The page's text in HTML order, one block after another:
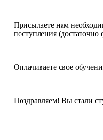
Присылаете нам
поступления
Оплачиваете свое
Поздравляем! Вы стали